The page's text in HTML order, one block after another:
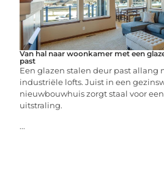
Van hal naar woonkamer met een
past
Een glazen stalen deur past allang
industriële lofts. Juist in een
nieuwbouwhuis zorgt staal voor
uitstraling.
...